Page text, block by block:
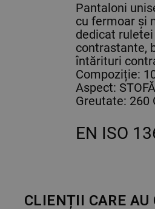
Pantaloni
cu fermoar și
dedicat
contrastante,
întărituri
Compoziție:
Aspect:
Greutate: 260
EN ISO
CLIENȚII CARE AU